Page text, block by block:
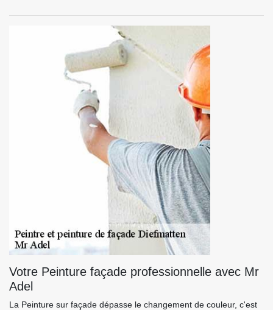
Votre Peinture façade professionnelle avec Mr
Adel
La Peinture sur façade dépasse le changement de couleur, c'est